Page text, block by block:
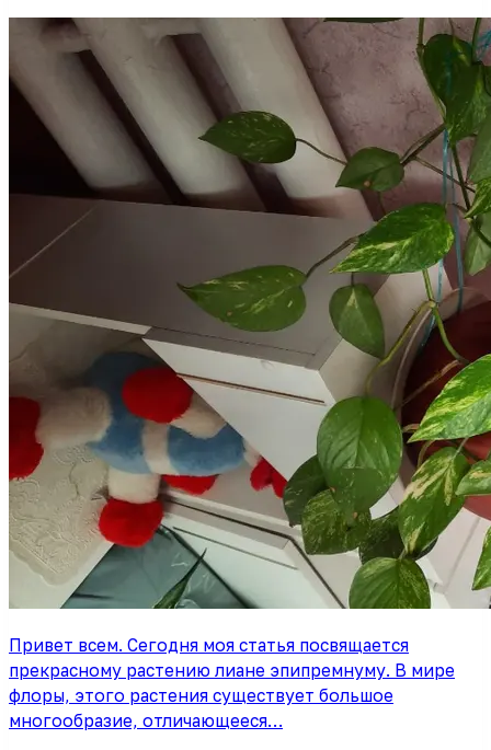
Привет всем. Сегодня моя статья посвящается
прекрасному растению лиане эпипремнуму. В мире
флоры, этого растения существует большое
многообразие, отличающееся…